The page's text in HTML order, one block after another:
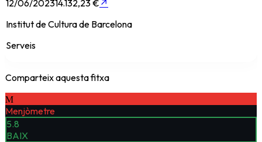
12/06/202314.132,23 € ↗
Institut de Cultura de Barcelona
Serveis
Comparteix aquesta fitxa
M
Menjòmetre
5.8
BAIX